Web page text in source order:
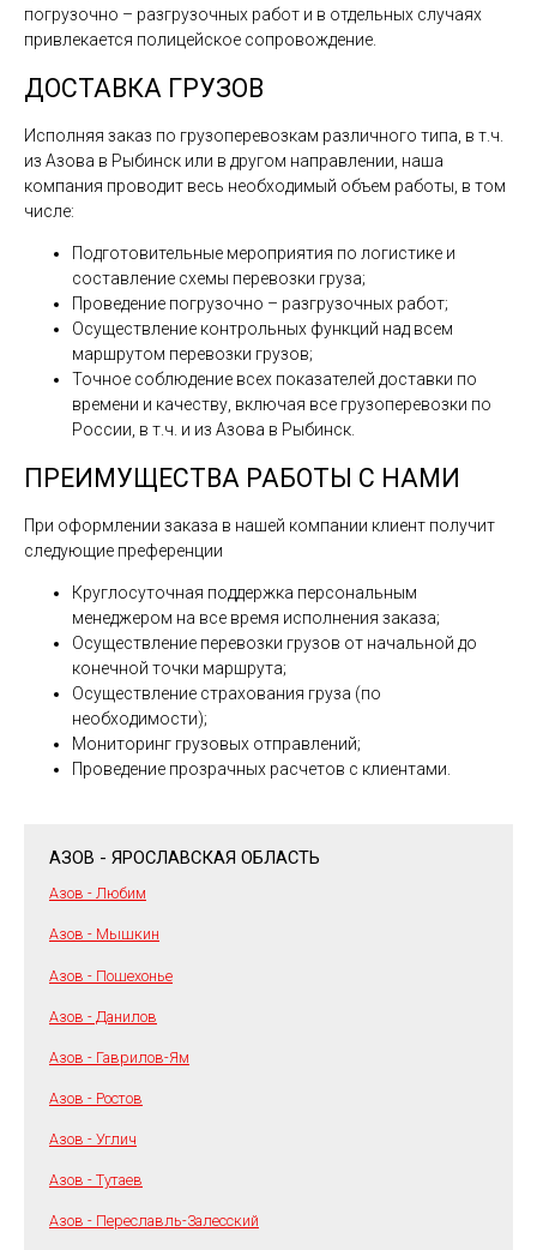
погрузочно – разгрузочных работ и в отдельных случаях
привлекается полицейское сопровождение.
ДОСТАВКА ГРУЗОВ
Исполняя заказ по грузоперевозкам различного типа, в т.ч.
из Азова в Рыбинск или в другом направлении, наша
компания проводит весь необходимый объем работы, в том
числе:
Подготовительные мероприятия по логистике и
составление схемы перевозки груза;
Проведение погрузочно – разгрузочных работ;
Осуществление контрольных функций над всем
маршрутом перевозки грузов;
Точное соблюдение всех показателей доставки по
времени и качеству, включая все грузоперевозки по
России, в т.ч. и из Азова в Рыбинск.
ПРЕИМУЩЕСТВА РАБОТЫ С НАМИ
При оформлении заказа в нашей компании клиент получит
следующие преференции
Круглосуточная поддержка персональным
менеджером на все время исполнения заказа;
Осуществление перевозки грузов от начальной до
конечной точки маршрута;
Осуществление страхования груза (по
необходимости);
Мониторинг грузовых отправлений;
Проведение прозрачных расчетов с клиентами.
АЗОВ - ЯРОСЛАВСКАЯ ОБЛАСТЬ
Азов - Любим
Азов - Мышкин
Азов - Пошехонье
Азов - Данилов
Азов - Гаврилов-Ям
Азов - Ростов
Азов - Углич
Азов - Тутаев
Азов - Переславль-Залесский